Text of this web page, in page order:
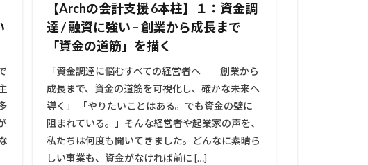
【Archの会計支援 6本柱】１：資金調
達 / 融資に強い – 創業から成長まで
「資金の道筋」を描く
「資金調達に悩むすべての経営者へ──創業から
成長まで、資金の道筋を可視化し、確かな未来へ
導く」 「やりたいことはある。でも資金の壁に
阻まれている。」そんな経営者や起業家の声を、
私たちは何度も聞いてきました。どんなに素晴ら
しい事業も、資金がなければ前に […]